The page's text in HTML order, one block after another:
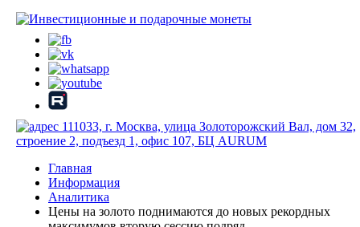
111033, г. Москва, улица Золоторожский Вал, дом 32,
строение 2, подъезд 1, офис 107, БЦ AURUM
Главная
Информация
Аналитика
Цены на золото поднимаются до новых рекордных